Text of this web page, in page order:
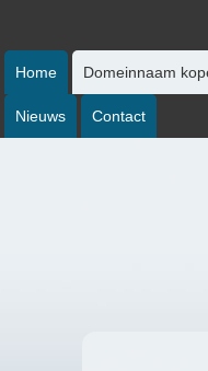
Home Domeinnaam
Nieuws Contact